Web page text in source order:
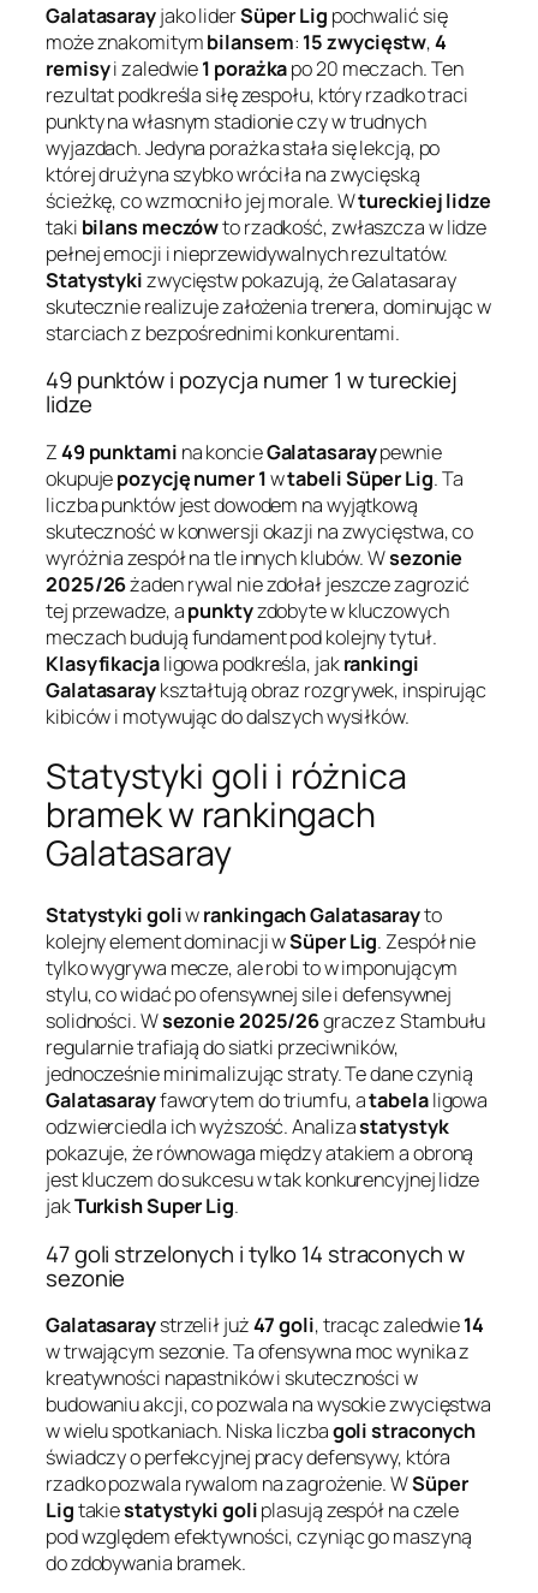
Galatasarayjako liderSüper Lig pochwalić się
może znakomitymbilansem: 15 zwycięstw,4
remisyi zaledwie1 porażkapo 20 meczach. Ten
rezultat podkreśla siłę zespołu, który rzadko traci
punkty na własnym stadionie czy w trudnych
wyjazdach. Jedyna porażka stała się lekcją, po
której drużyna szybko wróciła na zwycięską
ścieżkę, co wzmocniło jej morale. Wtureckiej lidze
taki bilans meczówto rzadkość, zwłaszcza w lidze
pełnej emocji i nieprzewidywalnych rezultatów.
Statystykizwycięstw pokazują, że Galatasaray
skutecznie realizuje założenia trenera, dominując w
starciach z bezpośrednimi konkurentami.
49 punktów i pozycja numer 1 w tureckiej
lidze
Z49 punktami na koncieGalatasaraypewnie
okupujepozycję numer 1wtabeli Süper Lig. Ta
liczba punktów jest dowodem na wyjątkową
skuteczność w konwersji okazji na zwycięstwa, co
wyróżnia zespół na tle innych klubów. Wsezonie
2025/26żaden rywal nie zdołał jeszcze zagrozić
tej przewadze, apunktyzdobyte w kluczowych
meczach budują fundament pod kolejny tytuł.
Klasyfikacjaligowa podkreśla, jakrankingi
Galatasaraykształtują obraz rozgrywek, inspirując
kibiców i motywując do dalszych wysiłków.
Statystyki goli i różnica
bramek w rankingach
Galatasaray
Statystyki goliwrankingach Galatasarayto
kolejny element dominacji wSüper Lig. Zespół nie
tylko wygrywa mecze, ale robi to w imponującym
stylu, co widać po ofensywnej sile i defensywnej
solidności. Wsezonie 2025/26gracze z Stambułu
regularnie trafiają do siatki przeciwników,
jednocześnie minimalizując straty. Te dane czynią
Galatasarayfaworytem do triumfu, atabelaligowa
odzwierciedla ich wyższość. Analizastatystyk
pokazuje, że równowaga między atakiem a obroną
jest kluczem do sukcesu w tak konkurencyjnej lidze
jakTurkish Super Lig.
47 goli strzelonych i tylko 14 straconych w
sezonie
Galatasaraystrzelił już47 goli, tracąc zaledwie14
w trwającym sezonie. Ta ofensywna moc wynika z
kreatywności napastników i skuteczności w
budowaniu akcji, co pozwala na wysokie zwycięstwa
w wielu spotkaniach. Niska liczbagoli straconych
świadczy o perfekcyjnej pracy defensywy, która
rzadko pozwala rywalom na zagrożenie. WSüper
Ligtakiestatystyki goliplasują zespół na czele
pod względem efektywności, czyniąc go maszyną
do zdobywania bramek.